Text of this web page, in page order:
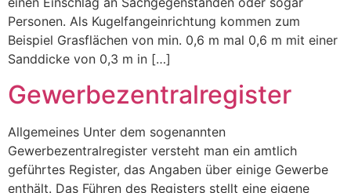
Personen. Als Kugelfangeinrichtung kommen zum
Beispiel Grasflächen von min. 0,6 m mal 0,6 m mit einer
Sanddicke von 0,3 m in […]
Gewerbezentralregister
Allgemeines Unter dem sogenannten
Gewerbezentralregister versteht man ein amtlich
geführtes Register, das Angaben über einige Gewerbe
enthält. Das Führen des Registers stellt eine eigene